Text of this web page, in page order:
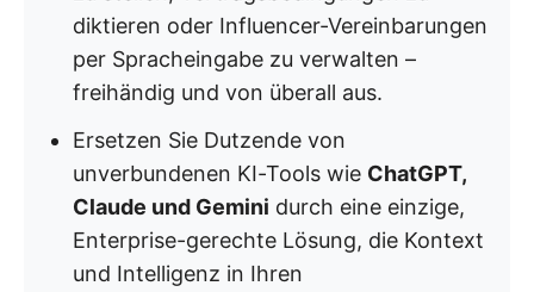
diktieren oder Influencer-Vereinbarungen
per Spracheingabe zu verwalten –
freihändig und von überall aus.
Ersetzen Sie Dutzende von
unverbundenen KI-Tools wie ChatGPT,
Claude und Gemini durch eine einzige,
Enterprise-gerechte Lösung, die Kontext
und Intelligenz in Ihren